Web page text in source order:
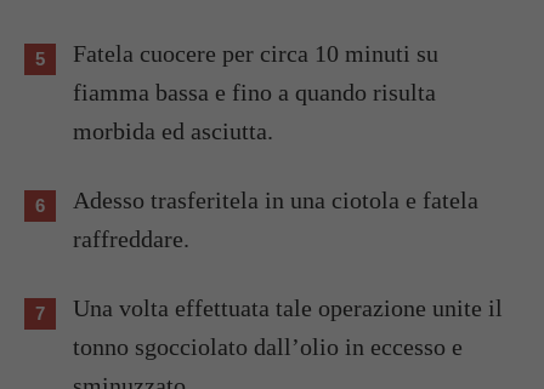
Fatela cuocere per circa 10 minuti su
fiamma bassa e fino a quando risulta
morbida ed asciutta.
Adesso trasferitela in una ciotola e fatela
raffreddare.
Una volta effettuata tale operazione unite il
tonno sgocciolato dall’olio in eccesso e